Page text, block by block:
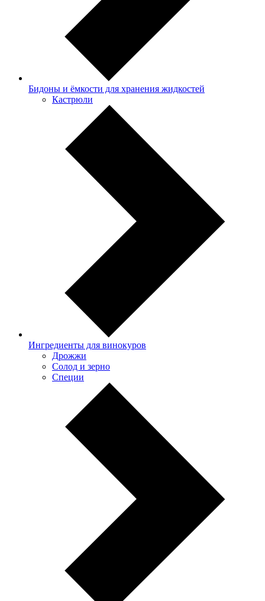
Бидоны и ёмкости для хранения жидкостей
Кастрюли
Ингредиенты для винокуров
Дрожжи
Солод и зерно
Специи